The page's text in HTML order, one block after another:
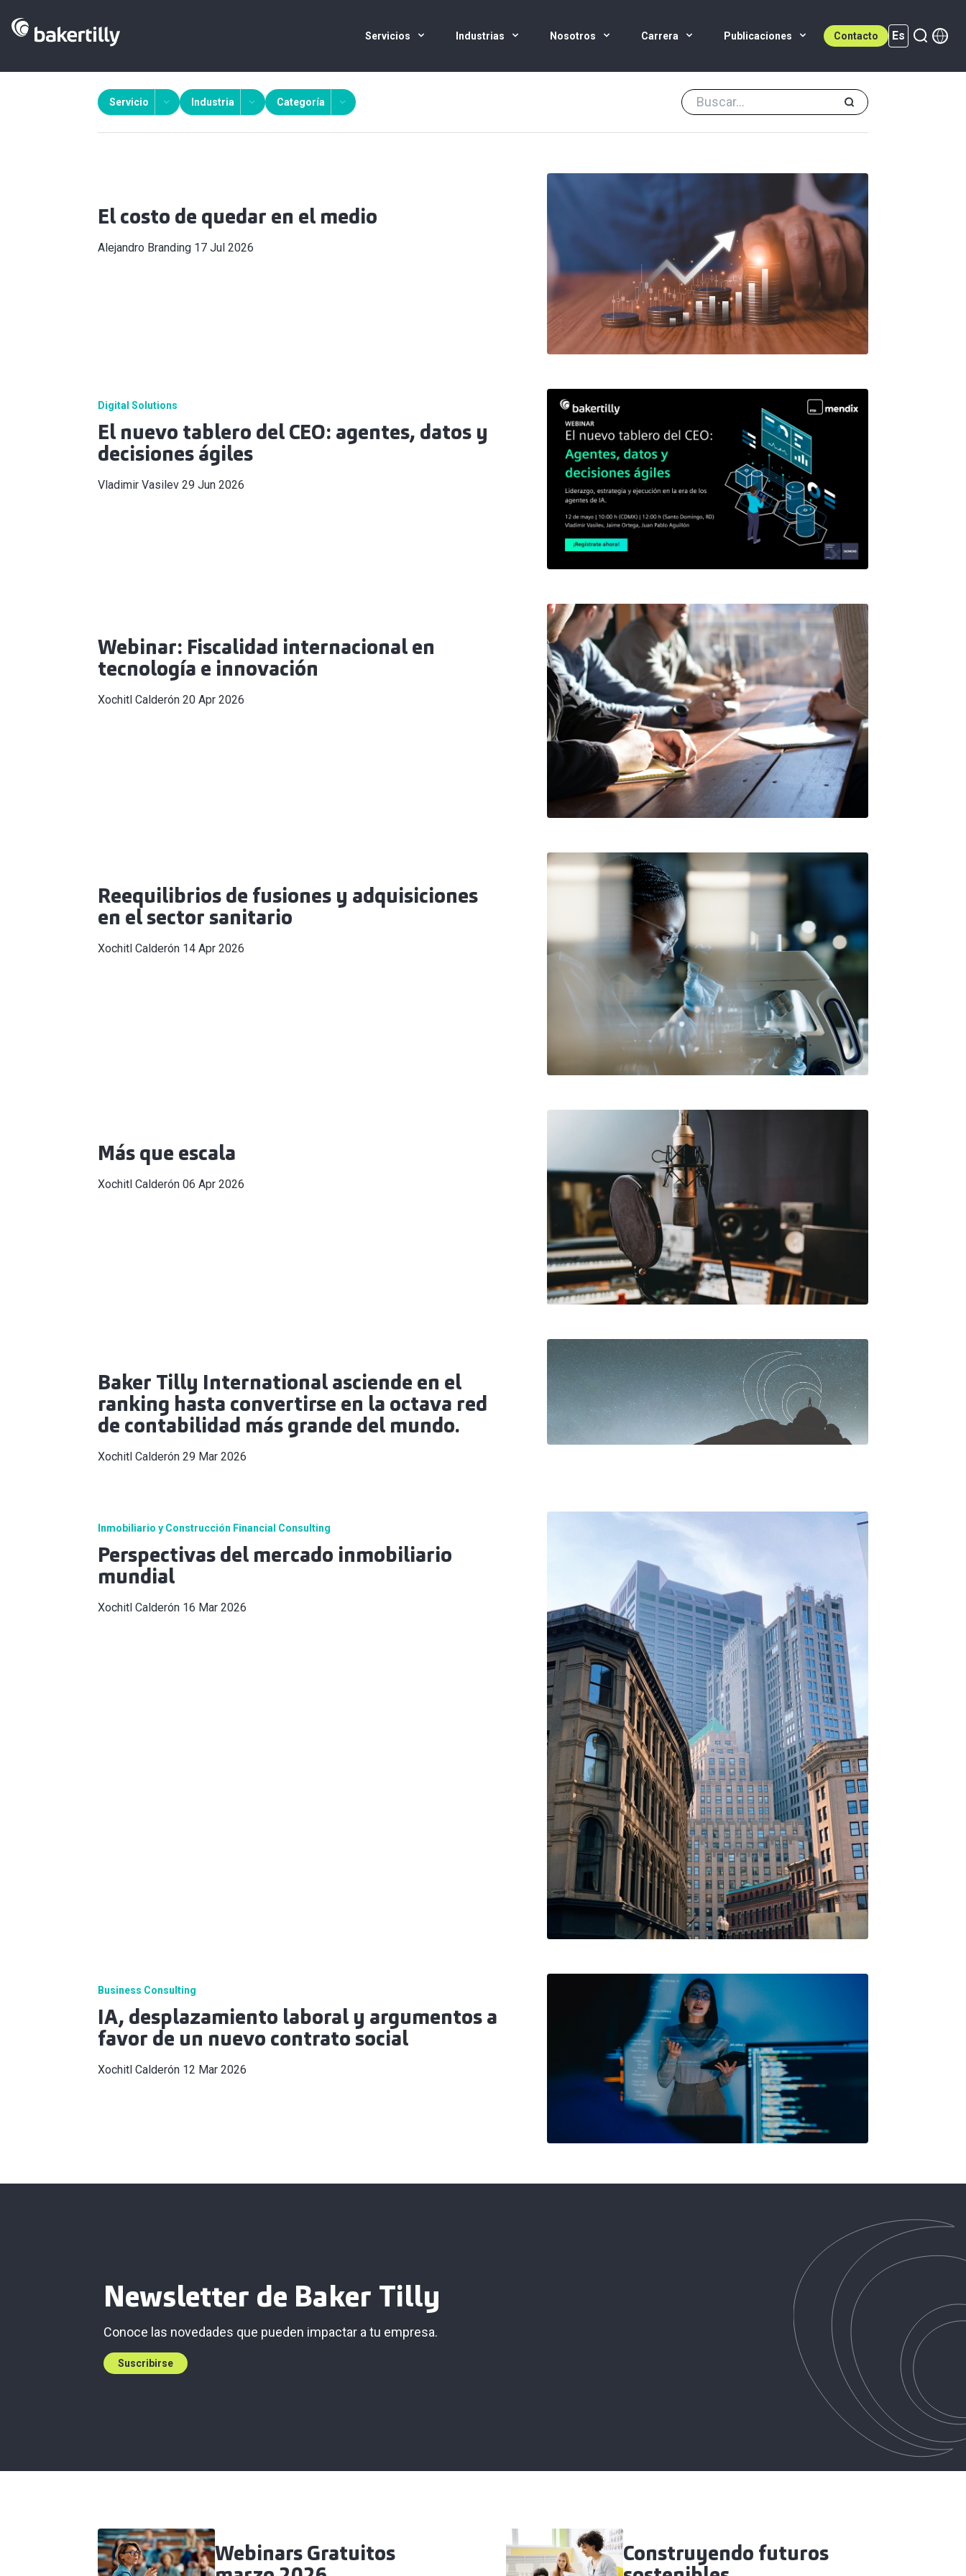
Servicios Industrias Nosotros Carrera Publicaciones Contacto Es
Servicio Industria Categoría
El costo de quedar en el medio
Alejandro Branding 17 Jul 2026
Digital Solutions
El nuevo tablero del CEO: agentes, datos y
decisiones ágiles
Vladimir Vasilev 29 Jun 2026
Webinar: Fiscalidad internacional en
tecnología e innovación
Xochitl Calderón 20 Apr 2026
Reequilibrios de fusiones y adquisiciones
en el sector sanitario
Xochitl Calderón 14 Apr 2026
Más que escala
Xochitl Calderón 06 Apr 2026
Baker Tilly International asciende en el
ranking hasta convertirse en la octava red
de contabilidad más grande del mundo.
Xochitl Calderón 29 Mar 2026
Inmobiliario y Construcción Financial Consulting
Perspectivas del mercado inmobiliario
mundial
Xochitl Calderón 16 Mar 2026
Business Consulting
IA, desplazamiento laboral y argumentos a
favor de un nuevo contrato social
Xochitl Calderón 12 Mar 2026
Newsletter de Baker Tilly
Conoce las novedades que pueden impactar a tu empresa.
Suscribirse
Webinars Gratuitos
Construyendo futuros